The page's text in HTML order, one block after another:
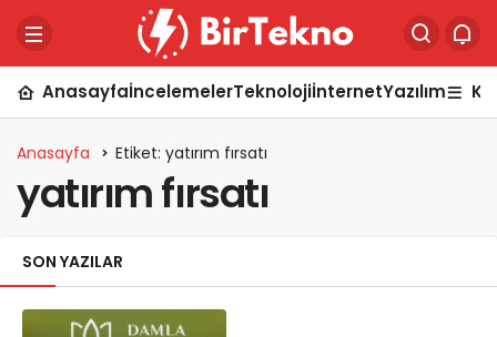
AnasayfaİncelemelerTeknolojiİnternetYazılım
Anasayfa Etiket: yatırım fırsatı
yatırım fırsatı
SON YAZILAR